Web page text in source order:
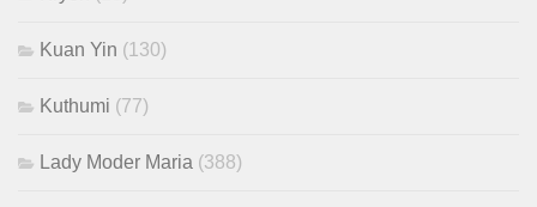
Kuan Yin (130)
Kuthumi (77)
Lady Moder Maria (388)